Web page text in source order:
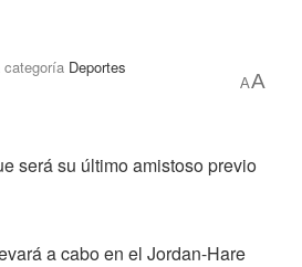
categoría Deportes
AA
será su último amistoso previo
a cabo en el Jordan-Hare